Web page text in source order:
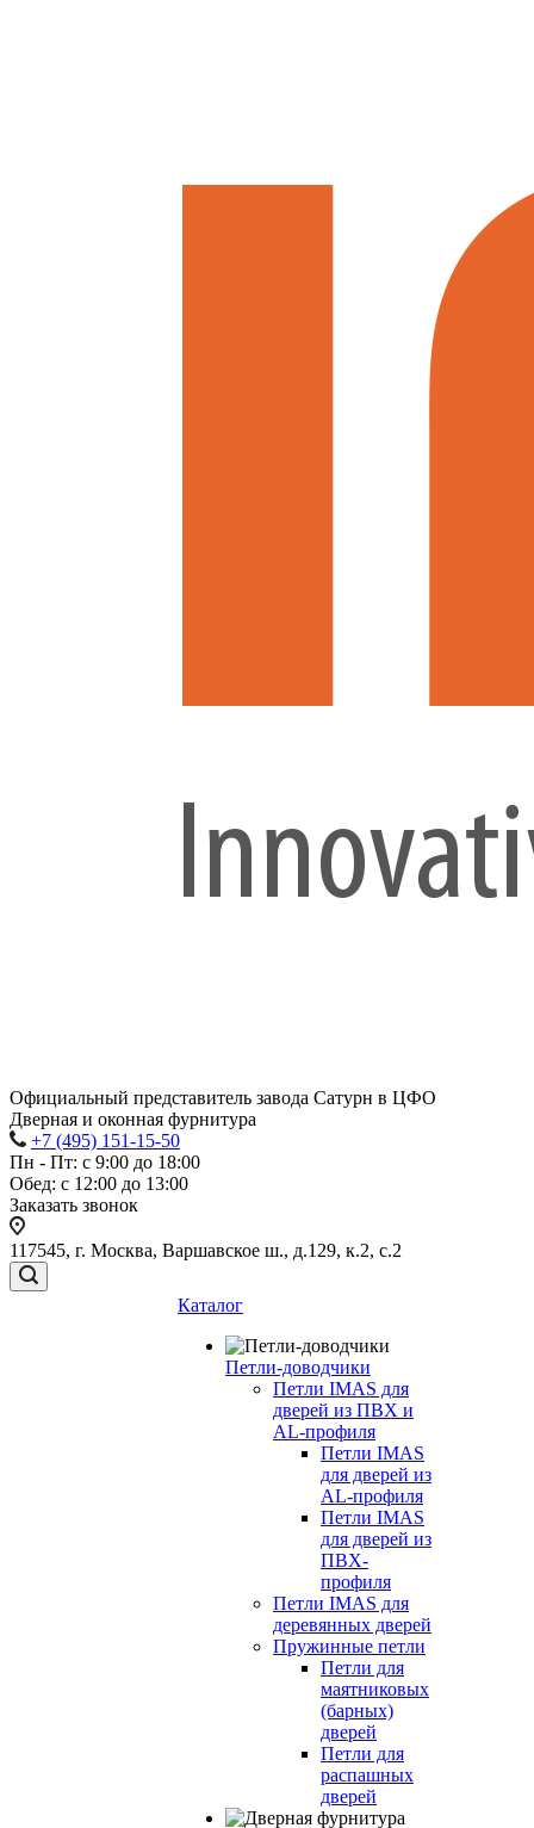
Официальный представитель завода Сатурн в ЦФО
Дверная и оконная фурнитура
+7 (495) 151-15-50
Пн - Пт: с 9:00 до 18:00
Обед: с 12:00 до 13:00
Заказать звонок
117545, г. Москва, Варшавское ш., д.129, к.2, с.2
Каталог
Петли-доводчики
Петли IMAS для
дверей из ПВХ и
AL-профиля
Петли IMAS
для дверей из
AL-профиля
Петли IMAS
для дверей из
ПВХ-
профиля
Петли IMAS для
деревянных дверей
Пружинные петли
Петли для
маятниковых
(барных)
дверей
Петли для
распашных
дверей